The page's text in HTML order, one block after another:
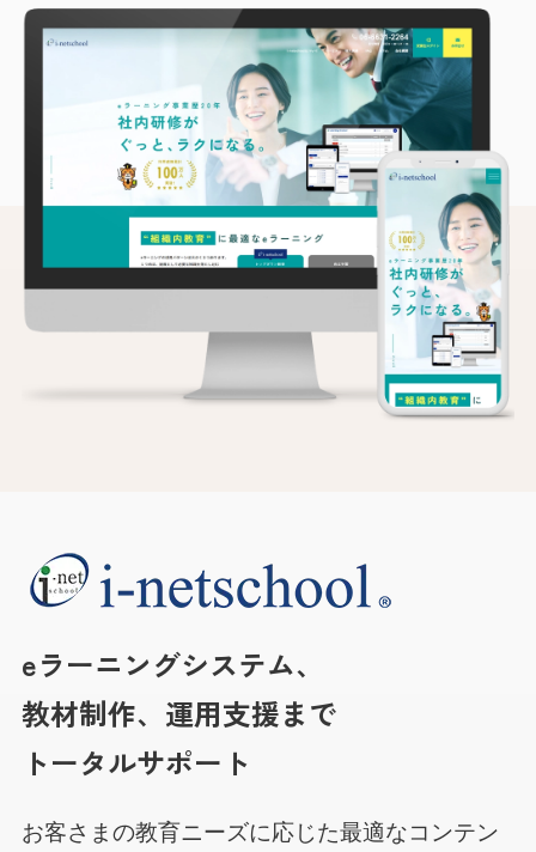
eラーニングシステム、
教材制作、運用支援まで
トータルサポート
お客さまの教育ニーズに応じた最適なコンテン